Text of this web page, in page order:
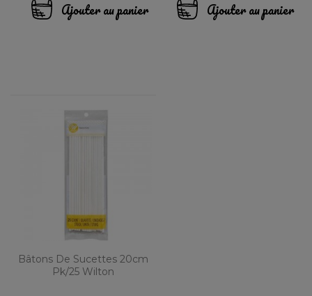
Ajouter au panier Ajouter au panier
Bâtons De Sucettes 20cm
Pk/25 Wilton